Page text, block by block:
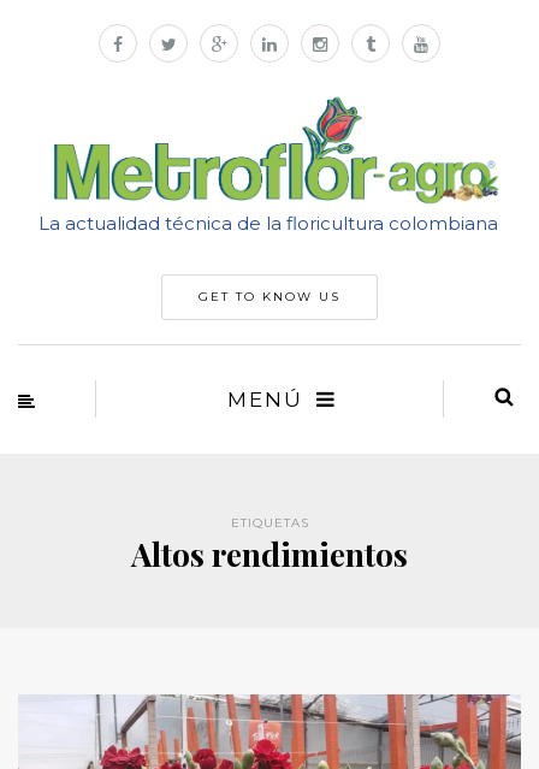
La actualidad técnica de la floricultura colombiana
GET TO KNOW US
MENÚ
ETIQUETAS
Altos rendimientos